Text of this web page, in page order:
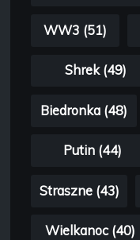
WW3 (51)
Shrek (49)
Biedronka (48)
Putin (44)
Straszne (43)
Wielkanoc (40)